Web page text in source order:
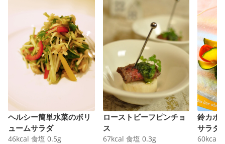
ヘルシー簡単水菜のボリ
ュームサラダ
46kcal 食塩 0.5g
ローストビーフピンチョ
ス
67kcal 食塩 0.3g
鈴カボ
サラダ
60kcal